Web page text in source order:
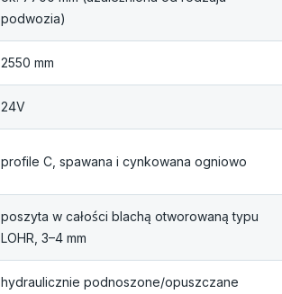
podwozia)
2550 mm
24V
profile C, spawana i cynkowana ogniowo
poszyta w całości blachą otworowaną typu
LOHR, 3–4 mm
hydraulicznie podnoszone/opuszczane